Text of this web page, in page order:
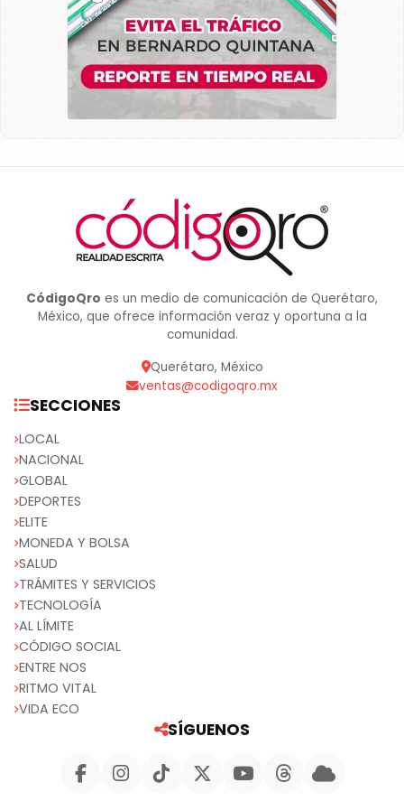
CódigoQro es un medio de comunicación de Querétaro,
México, que ofrece información veraz y oportuna a la
comunidad.
Querétaro, México
ventas@codigoqro.mx
SECCIONES
LOCAL
NACIONAL
GLOBAL
DEPORTES
ELITE
MONEDA Y BOLSA
SALUD
TRÁMITES Y SERVICIOS
TECNOLOGÍA
AL LÍMITE
CÓDIGO SOCIAL
ENTRE NOS
RITMO VITAL
VIDA ECO
SÍGUENOS